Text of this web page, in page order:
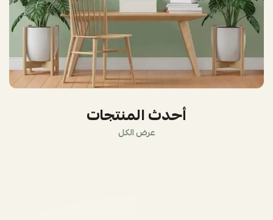
أحدث المنتجات
عرض الكل